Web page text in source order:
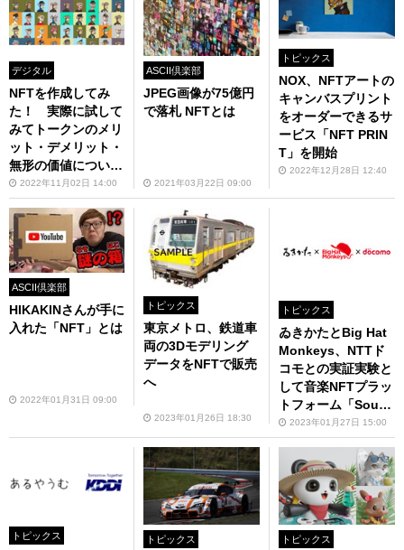
デジタル
NFTを作成してみ
た！ 実際に試して
みてトークンのメリ
ット・デメリット・
無形の価値について
解説2022年11月02日 14:00
ASCII倶楽部
JPEG画像が75億円
で落札 NFTとは
2021年03月22日 09:00
トピックス
NOX、NFTアートの
キャンバスプリント
をオーダーできるサ
ービス「NFT PRIN
T」を開始
2022年12月28日 12:40
ASCII倶楽部
HIKAKINさんが手に
入れた「NFT」とは
2022年01月31日 09:00
トピックス
東京メトロ、鉄道車
両の3Dモデリング
データをNFTで販売
へ
2023年01月26日 18:30
トピックス
ゐきかたとBig Hat
Monkeys、NTTド
コモとの実証実験と
して音楽NFTプラッ
トフォーム「Sound
Desert」を展開
2023年01月27日 15:00
トピックス トピックス トピックス